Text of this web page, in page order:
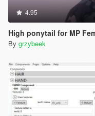
4.95
High ponytail for MP
By grzybeek